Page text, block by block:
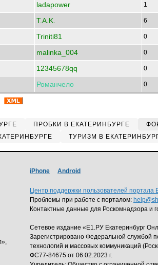
ladapower 1
T.A.K. 6
Triniti81 0
malinka_004 0
12345678qq 0
Романчело 0
ПРОБКИ В ЕКАТЕРИНБУРГЕ
ТУРИЗМ В
iPhone Android
Центр поддержки пользователей портала
Проблемы при работе с порталом:
Контактные данные для Роскомнадзора и
Сетевое издание «Е1.РУ Екатеринбург
Зарегистрировано Федеральной службой
технологий и массовых коммуникаций
ФС77-84675 от 06.02.2023 г.